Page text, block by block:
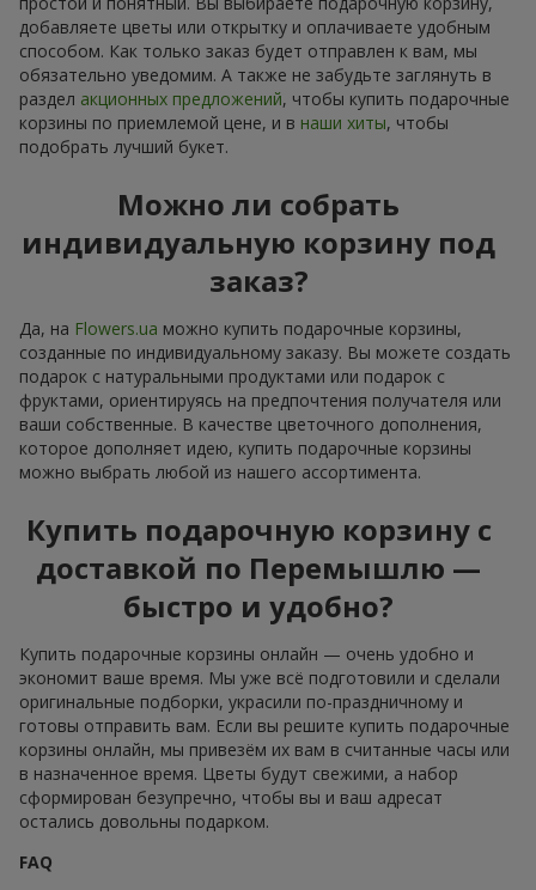
добавляете цветы или открытку и оплачиваете удобным
способом. Как только заказ будет отправлен к вам, мы
обязательно уведомим. А также не забудьте заглянуть в
раздел акционных предложений, чтобы купить подарочные
корзины по приемлемой цене, и в наши хиты, чтобы
подобрать лучший букет.
Можно ли собрать
индивидуальную корзину под
заказ?
Да, на Flowers.ua можно купить подарочные корзины,
созданные по индивидуальному заказу. Вы можете создать
подарок с натуральными продуктами или подарок с
фруктами, ориентируясь на предпочтения получателя или
ваши собственные. В качестве цветочного дополнения,
которое дополняет идею, купить подарочные корзины
можно выбрать любой из нашего ассортимента.
Купить подарочную корзину с
доставкой по Перемышлю —
быстро и удобно?
Купить подарочные корзины онлайн — очень удобно и
экономит ваше время. Мы уже всё подготовили и сделали
оригинальные подборки, украсили по-праздничному и
готовы отправить вам. Если вы решите купить подарочные
корзины онлайн, мы привезём их вам в считанные часы или
в назначенное время. Цветы будут свежими, а набор
сформирован безупречно, чтобы вы и ваш адресат
остались довольны подарком.
FAQ